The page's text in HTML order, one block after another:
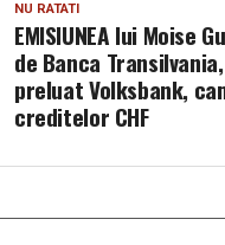
NU RATATI
EMISIUNEA lui Moise
de Banca
preluat Volksbank,
creditelor CHF